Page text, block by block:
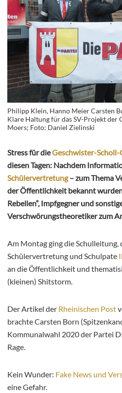
Philipp Klein, Hanno Meier Carsten
Klare Haltung für das SV-Projekt der
Moers; Foto: Daniel Zielinski
Stress für dieGeschwister-
diesen Tagen: Nachdem
Schülervertretung– zum Thema
der Öffentlichkeit bekannt
Rebellen“, Impfgegner und
Verschwörungstheoretiker zum
Am Montag ging die Schulleitung,
Schülervertretung und Schulpate
an die Öffentlichkeit und
(kleinen) Shitstorm.
Der Artikel der Rheinischen Post
brachte Carsten Born
Kommunalwahl 2020 der Partei
Rage.
Kein Wunder: Fake News und
eine Gefahr.